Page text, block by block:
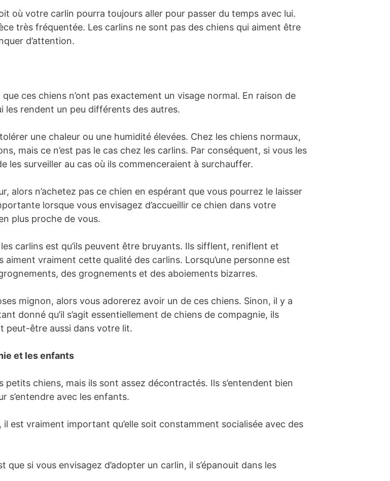
où votre carlin pourra toujours aller pour passer du temps avec lui.
très fréquentée. Les carlins ne sont pas des chiens qui aiment être
d’attention.
ces chiens n’ont pas exactement un visage normal. En raison de
les rendent un peu différents des autres.
une chaleur ou une humidité élevées. Chez les chiens normaux,
mais ce n’est pas le cas chez les carlins. Par conséquent, si vous les
les surveiller au cas où ils commenceraient à surchauffer.
alors n’achetez pas ce chien en espérant que vous pourrez le laisser
lorsque vous envisagez d’accueillir ce chien dans votre
plus proche de vous.
carlins est qu’ils peuvent être bruyants. Ils sifflent, reniflent et
vraiment cette qualité des carlins. Lorsqu’une personne est
des grognements et des aboiements bizarres.
mignon, alors vous adorerez avoir un de ces chiens. Sinon, il y a
donné qu’il s’agit essentiellement de chiens de compagnie, ils
peut-être aussi dans votre lit.
et les enfants
petits chiens, mais ils sont assez décontractés. Ils s’entendent bien
s’entendre avec les enfants.
il est vraiment important qu’elle soit constamment socialisée avec des
si vous envisagez d’adopter un carlin, il s’épanouit dans les